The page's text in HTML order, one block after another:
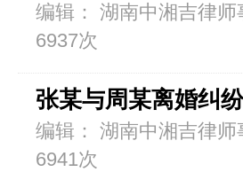
编辑： 湖南中湘吉
6937次
张某与周某离婚纠
编辑： 湖南中湘吉
6941次